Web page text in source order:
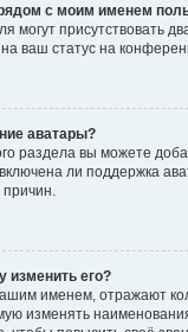
с моим именем
могут присутствовать
ваш статус на
аватары?
раздела вы можете
ли поддержка
изменить его?
именем, отражают
изменять